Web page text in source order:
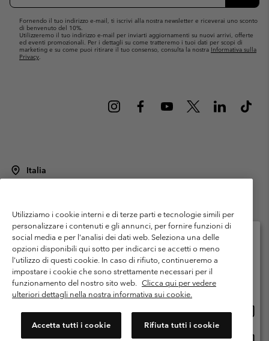
mail
Fornendo il tuo indirizzo e-mail, ti iscrivi alla nostra newsletter e riceverai uno sconto
di benvenuto del 10%.
Utilizzeremo il tuo indirizzo e-mail per inviarti aggiornamenti su nuovi arrivi, offerte
ed eventi promozionali. Per i dettagli su come tratteremo i tuoi dati per scopi di
marketing e su come puoi ritirare il tuo consenso, consulta la nostra Informativa sulla
Privacy.
Italia
Termini di utilizzo
Condizioni Generali di Venditaa
Garanzia
Politica sulla privacy
Termini e condizioni del programma di membership
Condizioni di utilizzo dei contenuti generati dagli utenti
Impressum
Cookies
Public CBCR
Servizio clienti: Lun. - ven. 9:00 - 13:00 & 14:00- 18:00
(+)390694804176
Utilizziamo i cookie interni e di terze parti e tecnologie simili per
personalizzare i contenuti e gli annunci, per fornire funzioni di
social media e per l'analisi dei dati web. Seleziona una delle
opzioni disponibili qui sotto per indicarci se accetti o meno
l'utilizzo di questi cookie. In caso di rifiuto, continueremo a
impostare i cookie che sono strettamente necessari per il
funzionamento del nostro sito web. Clicca qui per vedere
ulteriori dettagli nella nostra informativa sui cookie.
Accetta tutti i cookie Rifiuta tutti i cookie
Seleziona il paese di spedizione e la lingua
Shopping online disponibile
online
Italia